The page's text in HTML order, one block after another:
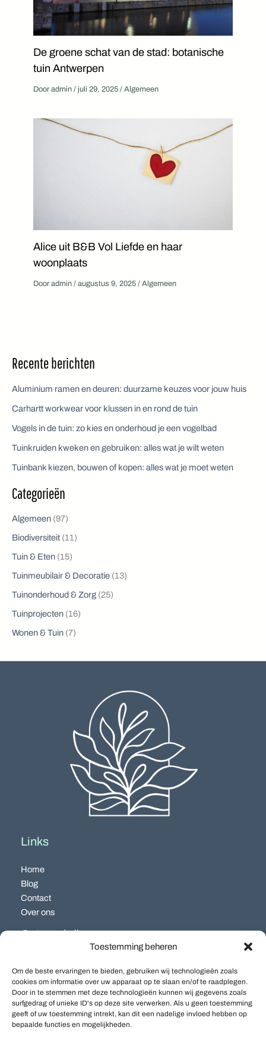
Toestemming beheren
Om de beste ervaringen te bieden, gebruiken wij technologieën zoals
cookies om informatie over uw apparaat op te slaan en/of te raadplegen.
Door in te stemmen met deze technologieën kunnen wij gegevens zoals
surfgedrag of unieke ID's op deze site verwerken. Als u geen toestemming
geeft of uw toestemming intrekt, kan dit een nadelige invloed hebben op
bepaalde functies en mogelijkheden.
De groene schat van de stad: botanische
tuin Antwerpen
Door admin/ juli 29, 2025/Algemeen
Alice uit B&B Vol Liefde en haar
woonplaats
Door admin/augustus 9, 2025/Algemeen
Recente berichten
Aluminium ramen en deuren: duurzame keuzes voor jouw huis
Carhartt workwear voor klussen in en rond de tuin
Vogels in de tuin: zo kies en onderhoud je een vogelbad
Tuinkruiden kweken en gebruiken: alles wat je wilt weten
Tuinbank kiezen, bouwen of kopen: alles wat je moet weten
Categorieën
Algemeen (97)
Biodiversiteit (11)
Tuin & Eten (15)
Tuinmeubilair & Decoratie (13)
Tuinonderhoud & Zorg (25)
Tuinprojecten (16)
Wonen & Tuin (7)
Links
Home
Blog
Contact
Over ons
Categorieën
Biodiversiteit
Tuin & Eten
Tuinmeubilair & Decoratie
Tuinonderhoud & Zorg